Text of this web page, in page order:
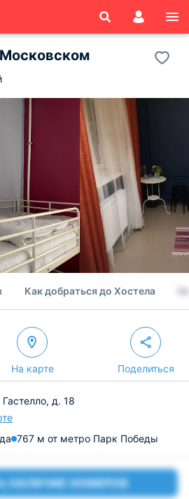
Как добраться до Хостела
На карте Поделиться
д. 18
767 м от метро Парк Победы
НАЛИЧИЕ НОМЕРОВ